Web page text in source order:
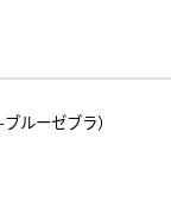
ルーゼブラ）